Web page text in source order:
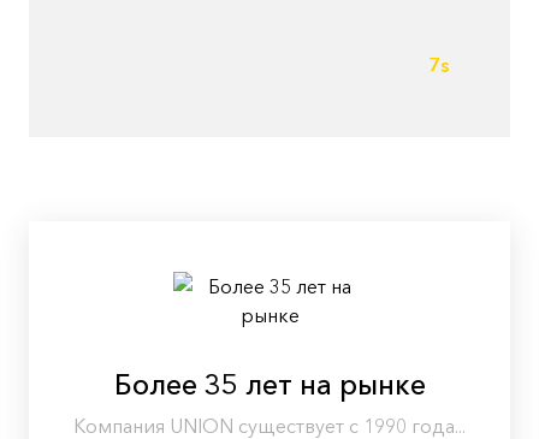
7s
Более 35 лет на рынке
Компания UNION существует с 1990 года...